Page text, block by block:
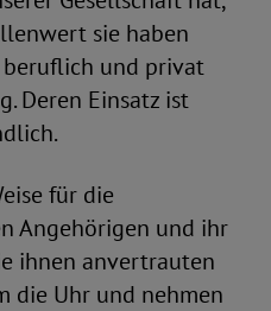
sie haben
und privat
Deren Einsatz ist
für die
Angehörigen und ihr
ihnen anvertrauten
die Uhr und nehmen